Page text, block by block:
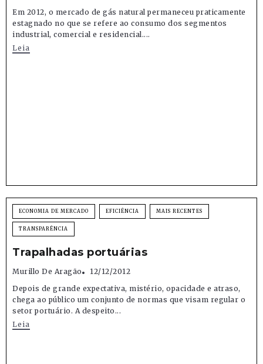
Em 2012, o mercado de gás natural permaneceu praticamente
estagnado no que se refere ao consumo dos segmentos
industrial, comercial e residencial....
Leia
ECONOMIA DE MERCADO EFICIÊNCIA MAIS RECENTES
TRANSPARÊNCIA
Trapalhadas portuárias
Murillo De Aragão
12/12/2012
Depois de grande expectativa, mistério, opacidade e atraso,
chega ao público um conjunto de normas que visam regular o
setor portuário. A despeito...
Leia